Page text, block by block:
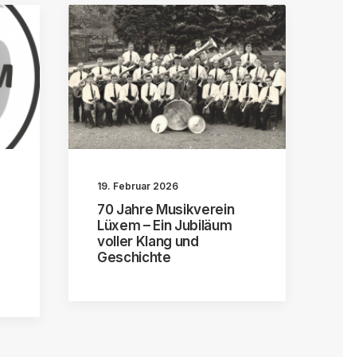
19. Februar 2026
70 Jahre Musikverein
Lüxem – Ein Jubiläum
voller Klang und
Geschichte